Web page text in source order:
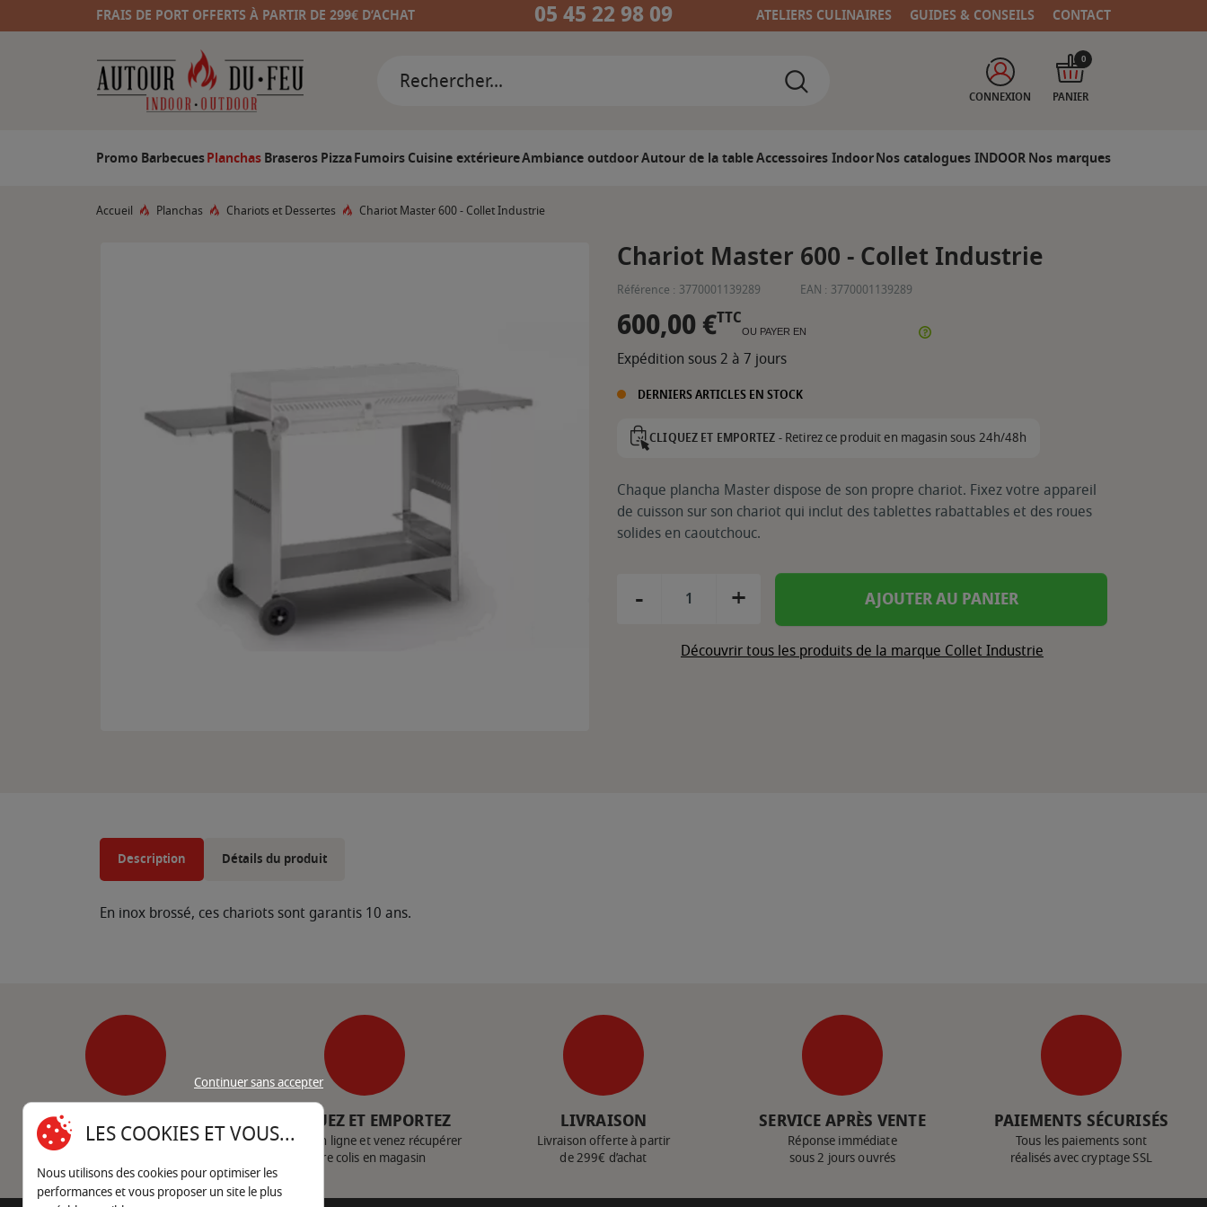
FRAIS DE PORT OFFERTS À PARTIR DE 299€ D’ACHAT 05 45 22 98 09 ATELIERS CULINAIRES GUIDES & CONSEILS CONTACT
CONNEXION PANIER
0
Promo BarbecuesPlanchasBraserosPizzaFumoirsCuisine extérieureAmbiance outdoorAutour de la tableAccessoires IndoorNos catalogues INDOORNos marques
Accueil Planchas Chariots et Dessertes Chariot Master 600 - Collet Industrie
Chariot Master 600 - Collet Industrie
Référence : 3770001139289 EAN : 3770001139289
600,00 €TTC
OU PAYER EN
Expédition sous 2 à 7 jours
DERNIERS ARTICLES EN STOCK
CLIQUEZ ET EMPORTEZ -Retirez ce produit en magasin sous 24h/48h
Chaque plancha Master dispose de son propre chariot. Fixez votre appareil
de cuisson sur son chariot qui inclut des tablettes rabattables et des roues
solides en caoutchouc.
- + AJOUTER AU PANIER
Découvrir tous les produits de la marque Collet Industrie
Description Détails du produit
En inox brossé, ces chariots sont garantis 10 ans.
SERVICE CLIENT
Nous contacter
CLIQUEZ ET EMPORTEZ
Achetez en ligne et venez récupérer
votre colis en magasin
LIVRAISON
Livraison offerte à partir
de 299€ d’achat
SERVICE APRÈS VENTE
Réponse immédiate
sous 2 jours ouvrés
PAIEMENTS SÉCURISÉS
Tous les paiements sont
réalisés avec cryptage SSL
Continuer sans accepter
LES COOKIES ET VOUS...
Nous utilisons des cookies pour optimiser les
performances et vous proposer un site le plus